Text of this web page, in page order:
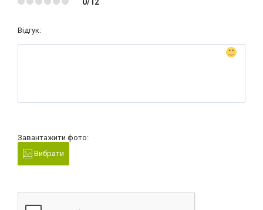
Відгук:
Завантажити фото:
Вибрати